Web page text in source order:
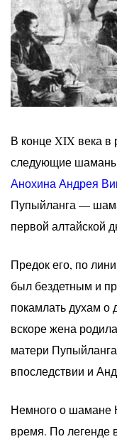
В конце XIX века
следующие
Анохина Андрея
Пупыйланга —
первой алтайской
Предок его, по
был бездетным и
покамлать духам о
вскоре жена
матери
впоследствии и
Немного о шамане
время. По легенде